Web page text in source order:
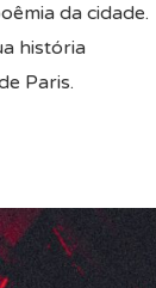
da cidade.
história
Paris.